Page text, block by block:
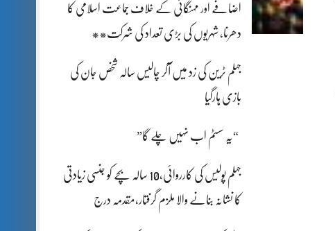
اضافے اور مہنگائی کے خلاف جماعت اسلامی کا
دھرنا، شہریوں کی بڑی تعداد کی شرکت**
جہلم ٹرین کی زد میں آکر چالیس سالہ شخص جان کی
بازی ہارگیا
“یہ سسٹم اب نہیں چلے گا”
جہلم پولیس کی کارروائی،10 سالہ بچے کو جنسی زیادتی
کا نشانہ بنانے والا ملزم گرفتار،مقدمہ درج